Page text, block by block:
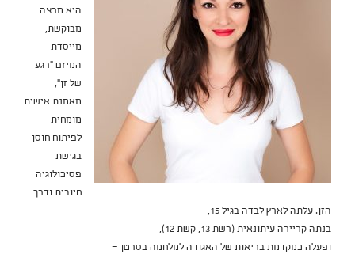
היא מרצה
מבוקשת,
מייסדת
המיזם "רגע
של זן",
מאמנת אישית
מומחית
לפיתוח חוסן
בגישת
פסיכולוגיה
חיובית ודרך
הזן. עלתה לארץ לבדה בגיל 15,
בנתה קריירה עיתונאית (רשת 13, קשת 12),
ופעלה כמקדמת בריאות של האגודה למלחמה בסרטן —